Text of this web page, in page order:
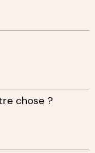
chose ?